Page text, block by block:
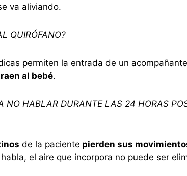
va aliviando.
QUIRÓFANO?
permiten la entrada de un
al bebé.
NO HABLAR DURANTE LAS 24 HORAS
de la paciente pierden sus
el aire que incorpora no puede ser